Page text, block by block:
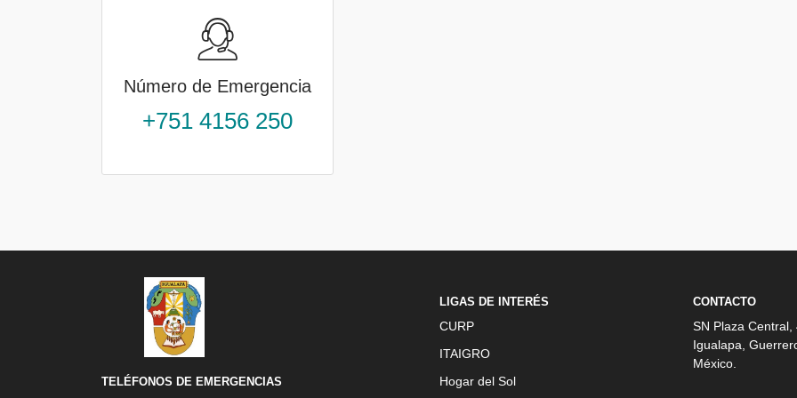
Número de Emergencia
+751 4156 250
TELÉFONOS DE EMERGENCIAS
LIGAS DE INTERÉS
CURP
ITAIGRO
Hogar del Sol
CONTACTO
SN Plaza Central,
Igualapa,
México.